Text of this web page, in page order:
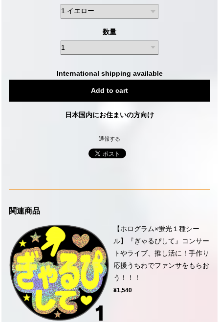
数量
International shipping available
Add to cart
日本国内にお住まいの方向け
通報する
関連商品
【ホログラム×蛍光１種シー
ル】『ぎゃるぴして』コンサー
トやライブ、推し活に！手作り
応援うちわでファンサをもらお
う！！！
¥1,540